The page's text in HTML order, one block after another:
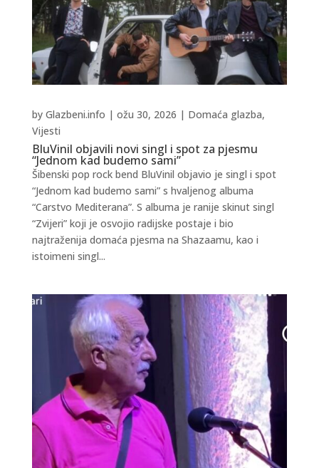
BluVinil objavili novi singl i spot za pjesmu
“Jednom kad budemo sami”
by Glazbeni.info | ožu 30, 2026 | Domaća glazba,
Vijesti
Šibenski pop rock bend BluVinil objavio je singl i spot
“Jednom kad budemo sami” s hvaljenog albuma
“Carstvo Mediterana”. S albuma je ranije skinut singl
“Zvijeri” koji je osvojio radijske postaje i bio
najtraženija domaća pjesma na Shazaamu, kao i
istoimeni singl...